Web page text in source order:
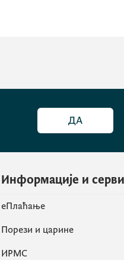
ДА
Информације и
eПлаћање
Порези и царине
ИРМС